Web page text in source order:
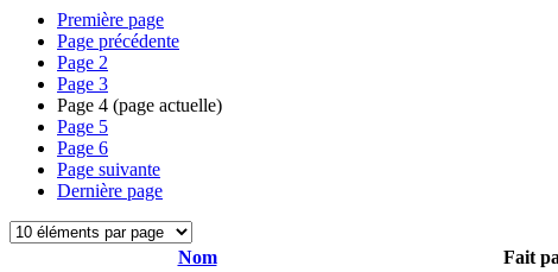
Première page
Page précédente
Page 2
Page 3
Page 4 (page actuelle)
Page 5
Page 6
Page suivante
Dernière page
Nom Fait